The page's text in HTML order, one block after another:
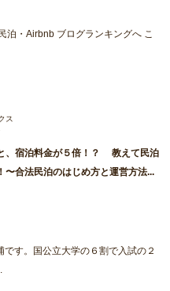
泊・Airbnb ブログランキングへ こ
ス
、宿泊料金が５倍！？ 教えて民泊
〜合法民泊のはじめ方と運営方法...
す。国公立大学の６割で入試の２